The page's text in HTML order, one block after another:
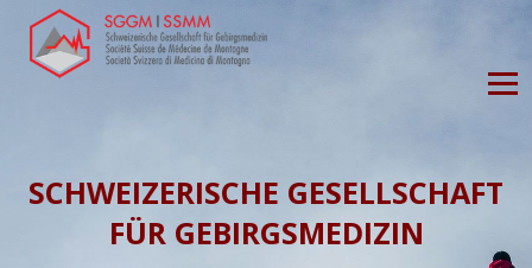
SCHWEIZERISCHE GESELLSCHAFT
FÜR GEBIRGSMEDIZIN